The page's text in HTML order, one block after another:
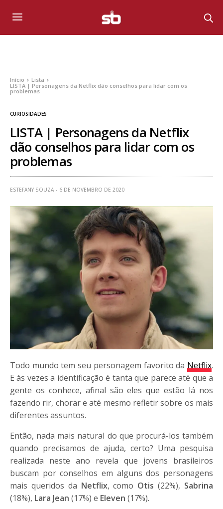
Início
Lista
LISTA | Personagens da Netflix dão conselhos para lidar com os
problemas
CURIOSIDADES
LISTA | Personagens da Netflix
dão conselhos para lidar com os
problemas
ESTEFANY SOUZA 6 DE NOVEMBRO DE 2020
Todo mundo tem seu personagem favorito da Netflix.
E às vezes a identificação é tanta que parece até que a
gente os conhece, afinal são eles que estão lá nos
fazendo rir, chorar e até mesmo refletir sobre os mais
diferentes assuntos.
Então, nada mais natural do que procurá-los também
quando precisamos de ajuda, certo? Uma pesquisa
realizada neste ano revela que jovens brasileiros
buscam por conselhos em alguns dos personagens
mais queridos da Netflix, como Otis (22%), Sabrina
(18%), Lara Jean (17%) e Eleven (17%).